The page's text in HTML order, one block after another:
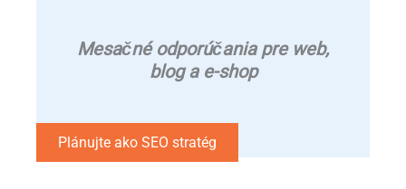
Mesačné odporúčania pre web,
blog a e-shop
Plánujte ako SEO stratég